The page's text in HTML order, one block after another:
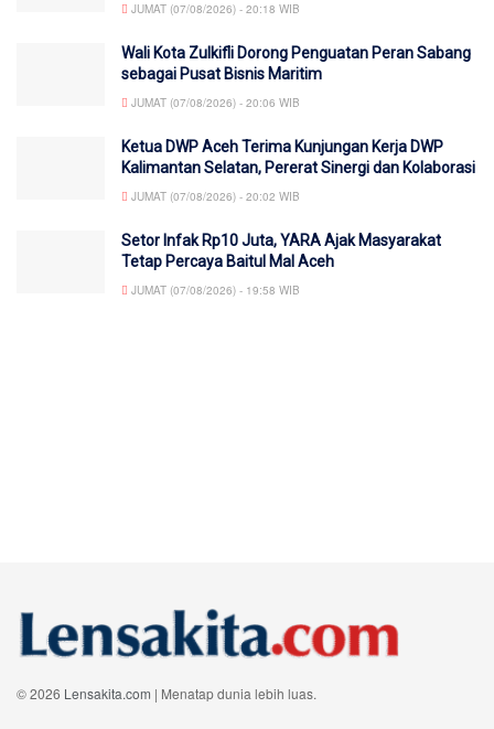
JUMAT (07/08/2026) - 20:18 WIB
Wali Kota Zulkifli Dorong Penguatan Peran Sabang
sebagai Pusat Bisnis Maritim
JUMAT (07/08/2026) - 20:06 WIB
Ketua DWP Aceh Terima Kunjungan Kerja DWP
Kalimantan Selatan, Pererat Sinergi dan Kolaborasi
JUMAT (07/08/2026) - 20:02 WIB
Setor Infak Rp10 Juta, YARA Ajak Masyarakat
Tetap Percaya Baitul Mal Aceh
JUMAT (07/08/2026) - 19:58 WIB
© 2026 Lensakita.com | Menatap dunia lebih luas.